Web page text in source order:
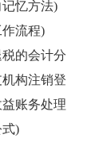
忆方法)
流程)
的会计分
构注销登
账务处理
)